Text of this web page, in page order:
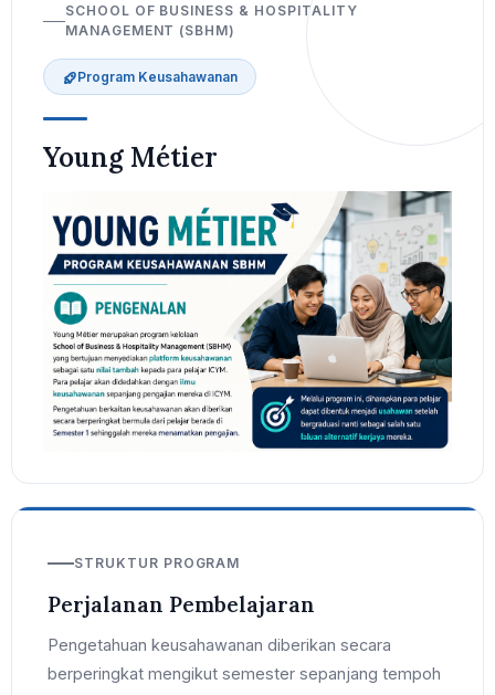
SCHOOL OF BUSINESS & HOSPITALITY
MANAGEMENT (SBHM)
Program Keusahawanan
Young Métier
STRUKTUR PROGRAM
Perjalanan Pembelajaran
Pengetahuan keusahawanan diberikan secara
berperingkat mengikut semester sepanjang tempoh